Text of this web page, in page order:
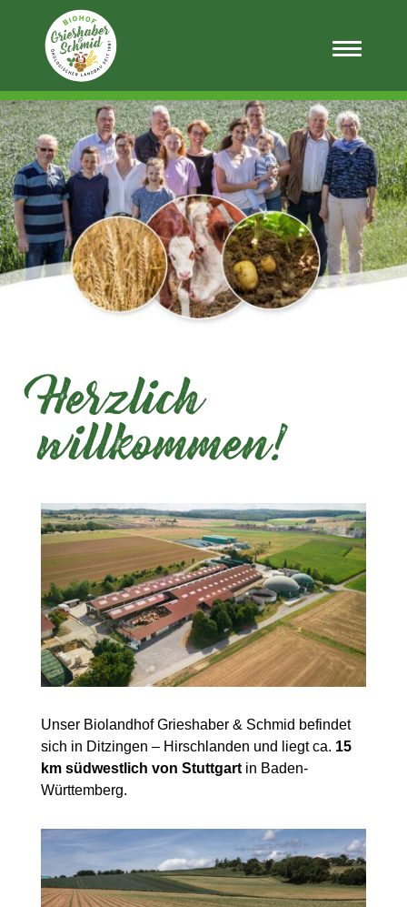
Herzlich
willkommen!
Unser Biolandhof Grieshaber & Schmid befindet
sich in Ditzingen – Hirschlanden und liegt ca. 15
km südwestlich von Stuttgartin Baden-
Württemberg.